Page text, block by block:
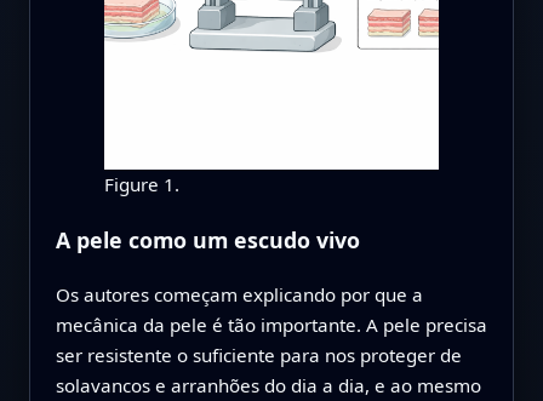
Figure 1.
A pele como um escudo vivo
Os autores começam explicando por que a
mecânica da pele é tão importante. A pele precisa
ser resistente o suficiente para nos proteger de
solavancos e arranhões do dia a dia, e ao mesmo